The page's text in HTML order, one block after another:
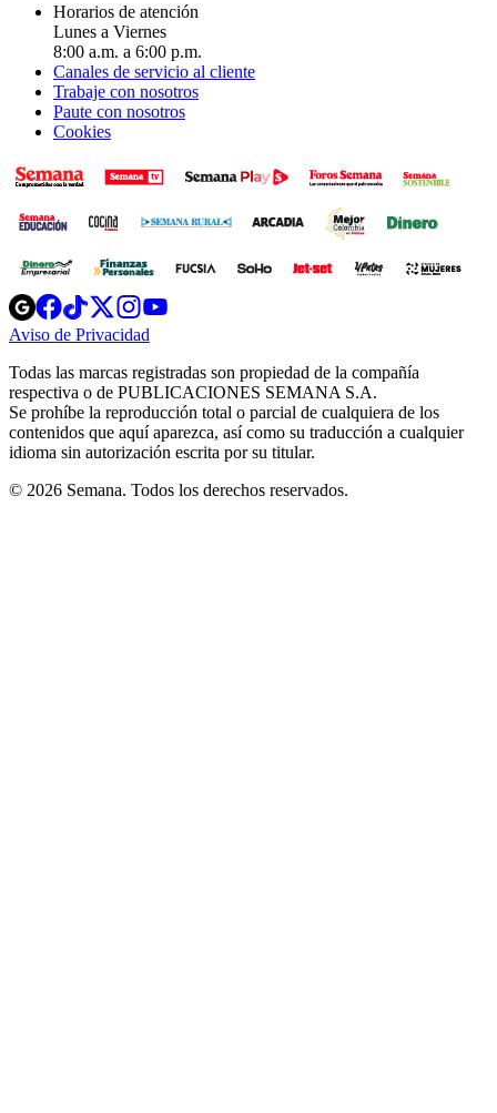
Horarios de atención
Lunes a Viernes
8:00 a.m. a 6:00 p.m.
Canales de servicio al cliente
Trabaje con nosotros
Paute con nosotros
Cookies
Opens
in
new
Opens
in
new
Opens
in
new
window
Opens
new
windowwindow
Aviso de Privacidad
new
window
Todas las marcas registradas son propiedad de la compañía
respectiva o de PUBLICACIONES SEMANA S.A.
Se prohíbe la reproducción total o parcial de cualquiera de los
contenidos que aquí aparezca, así como su traducción a cualquier
idioma sin autorización escrita por su titular.
© 2026 Semana. Todos los derechos reservados.